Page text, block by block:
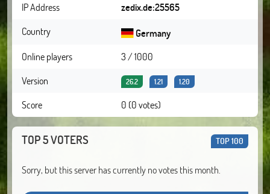
IP Address
zedix.de:25565
Country
Germany
Online players
3 / 1000
Version
26.2 1.21 1.20
Score 0 (0 votes)
TOP 5 VOTERS TOP 100
Sorry, but this server has currently no votes this month.